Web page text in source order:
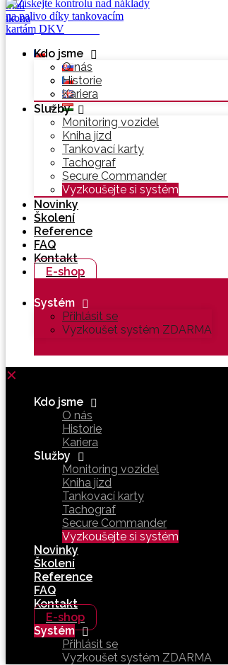
hotline@commander.cz
Kdo jsme
O nás
Historie
Kariera
Služby
Monitoring vozidel
Kniha jízd
Tankovací karty
Tachograf
Secure Commander
Vyzkoušejte si systém
Novinky
Školení
Reference
FAQ
Kontakt
E-shop
Systém
Přihlásit se
Vyzkoušet systém ZDARMA
✕
Kdo jsme
O nás
Historie
Kariera
Služby
Monitoring vozidel
Kniha jízd
Tankovací karty
Tachograf
Secure Commander
Vyzkoušejte si systém
Novinky
Školení
Reference
FAQ
Kontakt
E-shop
Systém
Přihlásit se
Vyzkoušet systém ZDARMA